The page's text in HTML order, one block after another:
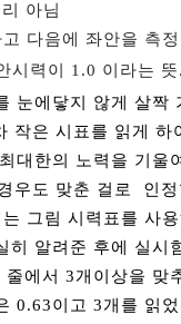
아님
다음에 좌안을 측
시력이 1.0 이라는 뜻.
눈에닿지 않게 살짝
작은 시표를 읽게
대한의 노력을 기
우도 맞춘 걸로 인정
그림 시력표를 사
히 알려준 후에 실시
줄에서 3개이상을
0.63이고 3개를 읽